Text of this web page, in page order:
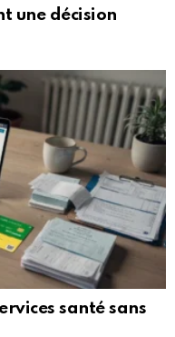
une décision
santé sans